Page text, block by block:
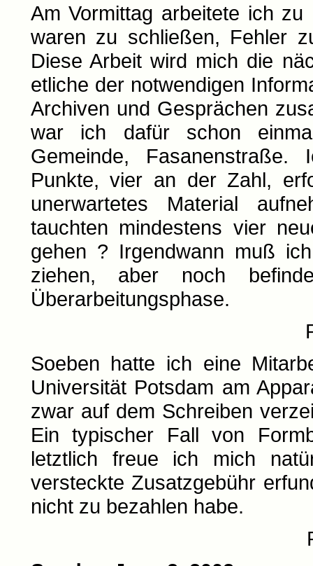
Am Vormittag arbeitete ich
waren zu schließen, Fehler
Diese Arbeit wird mich die
etliche der notwendigen
Archiven und Gesprächen
war ich dafür schon
Gemeinde,
Punkte, vier an der Zahl,
unerwartetes Material
tauchten mindestens vier
gehen ? Irgendwann muß
ziehen, aber noch
Überarbeitungsphase.
Soeben hatte ich eine
Universität Potsdam am
zwar auf dem Schreiben
Ein typischer Fall von
letztlich freue ich mich
versteckte Zusatzgebühr
nicht zu bezahlen habe.